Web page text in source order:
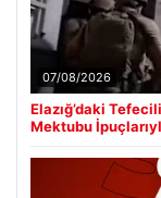
07/08/2026
Elazığ’daki
Mektubu